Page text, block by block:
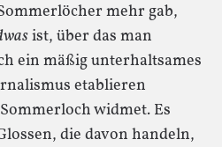
mehr gab,
ist, über das man
ein mäßig unterhaltsames
etablieren
widmet. Es
die davon handeln,